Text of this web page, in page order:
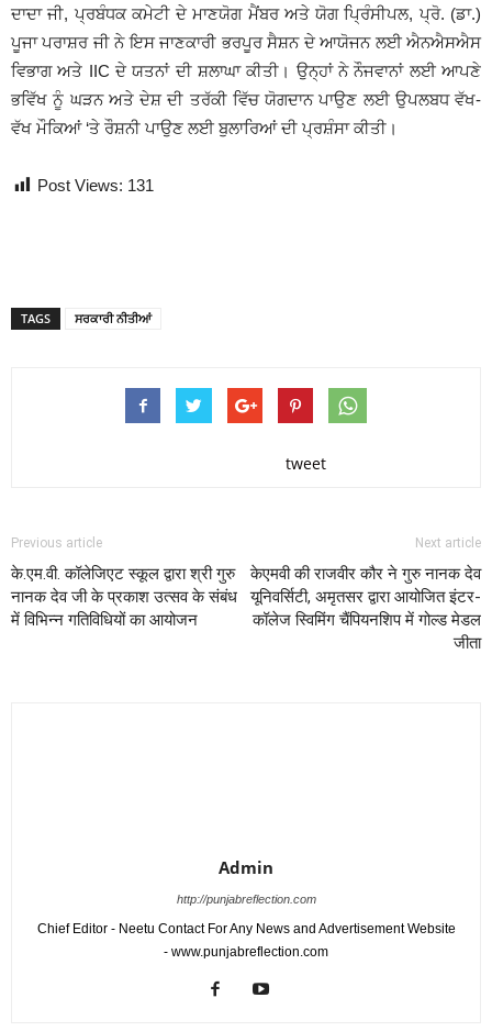
ਦਾਦਾ ਜੀ, ਪ੍ਰਬੰਧਕ ਕਮੇਟੀ ਦੇ ਮਾਣਯੋਗ ਮੈਂਬਰ ਅਤੇ ਯੋਗ ਪ੍ਰਿੰਸੀਪਲ, ਪ੍ਰੋ. (ਡਾ.)
ਪੂਜਾ ਪਰਾਸ਼ਰ ਜੀ ਨੇ ਇਸ ਜਾਣਕਾਰੀ ਭਰਪੂਰ ਸੈਸ਼ਨ ਦੇ ਆਯੋਜਨ ਲਈ ਐਨਐਸਐਸ
ਵਿਭਾਗ ਅਤੇ IIC ਦੇ ਯਤਨਾਂ ਦੀ ਸ਼ਲਾਘਾ ਕੀਤੀ। ਉਨ੍ਹਾਂ ਨੇ ਨੌਜਵਾਨਾਂ ਲਈ ਆਪਣੇ
ਭਵਿੱਖ ਨੂੰ ਘੜਨ ਅਤੇ ਦੇਸ਼ ਦੀ ਤਰੱਕੀ ਵਿੱਚ ਯੋਗਦਾਨ ਪਾਉਣ ਲਈ ਉਪਲਬਧ ਵੱਖ-
ਵੱਖ ਮੌਕਿਆਂ ‘ਤੇ ਰੌਸ਼ਨੀ ਪਾਉਣ ਲਈ ਬੁਲਾਰਿਆਂ ਦੀ ਪ੍ਰਸ਼ੰਸਾ ਕੀਤੀ।
Post Views: 131
TAGS ਸਰਕਾਰੀ ਨੀਤੀਆਂ
tweet
Previous article
के.एम.वी. कॉलेजिएट स्कूल द्वारा श्री गुरु
नानक देव जी के प्रकाश उत्सव के संबंध
में विभिन्न गतिविधियों का आयोजन
Next article
केएमवी की राजवीर कौर ने गुरु नानक देव
यूनिवर्सिटी, अमृतसर द्वारा आयोजित इंटर-
कॉलेज स्विमिंग चैंपियनशिप में गोल्ड मेडल
जीता
Admin
http://punjabreflection.com
Chief Editor - Neetu Contact For Any News and Advertisement Website
- www.punjabreflection.com